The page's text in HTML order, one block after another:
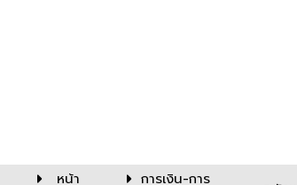
หน้า
การเงิน-การ